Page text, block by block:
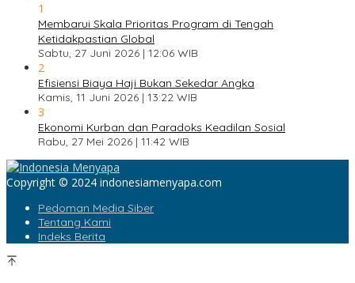
1
Membarui Skala Prioritas Program di Tengah
Ketidakpastian Global
Sabtu, 27 Juni 2026 | 12:06 WIB
2
Efisiensi Biaya Haji Bukan Sekedar Angka
Kamis, 11 Juni 2026 | 13:22 WIB
3
Ekonomi Kurban dan Paradoks Keadilan Sosial
Rabu, 27 Mei 2026 | 11:42 WIB
Copyright © 2024 indonesiamenyapa.com
Pedoman Media Siber
Tentang Kami
Indeks Berita